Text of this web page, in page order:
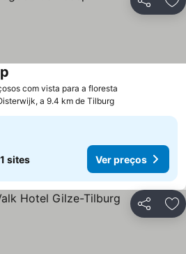
Partilhar
com vista para a floresta
a 9.4 km de Tilburg
sites Ver preços
Partilhar